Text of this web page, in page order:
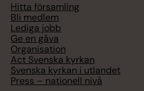
Hitta församling
Bli medlem
Lediga jobb
Ge en gåva
Organisation
Act Svenska kyrkan
Svenska kyrkan i utlandet
Press – nationell nivå